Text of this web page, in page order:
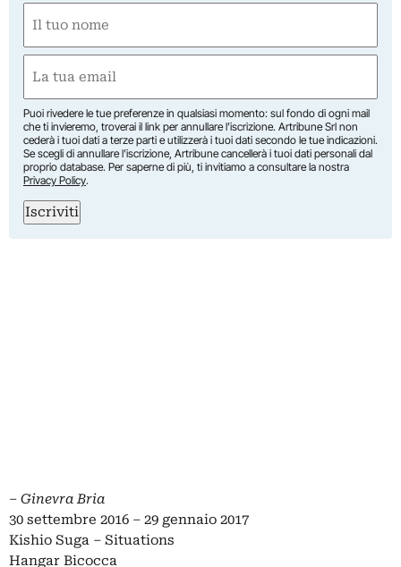
(Required)
First
(Required)
Puoi rivedere le tue preferenze in qualsiasi momento: sul fondo di ogni mail
che ti invieremo, troverai il link per annullare l’iscrizione. Artribune Srl non
cederà i tuoi dati a terze parti e utilizzerà i tuoi dati secondo le tue indicazioni.
Se scegli di annullare l’iscrizione, Artribune cancellerà i tuoi dati personali dal
proprio database. Per saperne di più, ti invitiamo a consultare la nostra
Privacy Policy.
Iscriviti
– Ginevra Bria
30 settembre 2016 – 29 gennaio 2017
Kishio Suga – Situations
Hangar Bicocca